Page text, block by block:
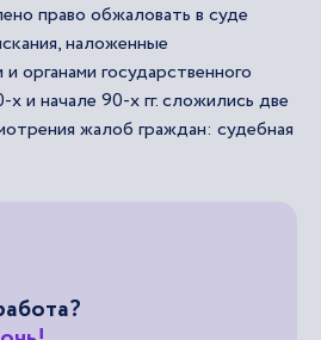
право обжаловать в суде
наложенные
органами государственного
и начале 90-х гг. сложились две
жалоб граждан: судебная